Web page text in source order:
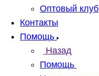
Оптовый клуб
Контакты
Помощь
Назад
Помощь